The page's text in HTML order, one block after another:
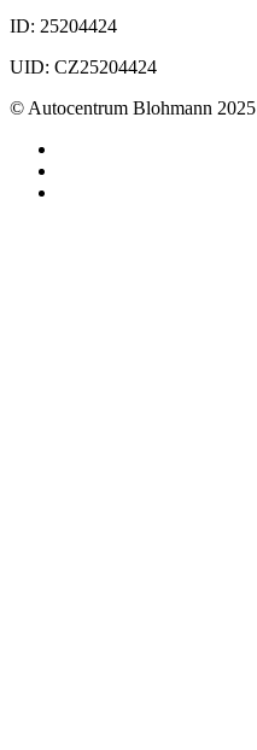
ID: 25204424
UID: CZ25204424
© Autocentrum Blohmann 2025